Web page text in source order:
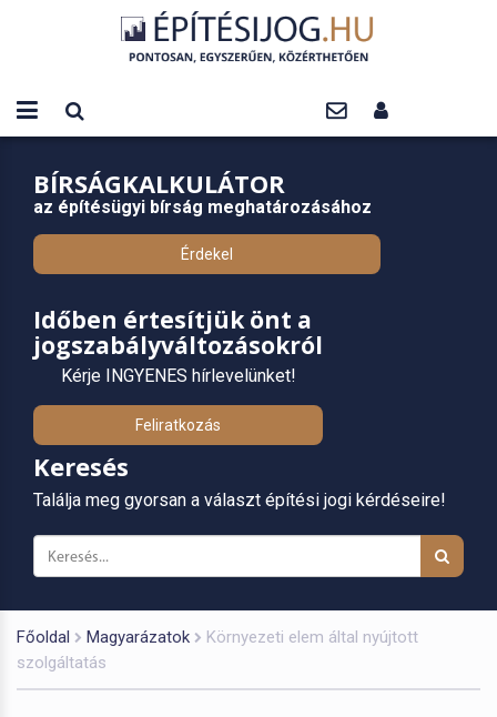
BÍRSÁGKALKULÁTOR
az építésügyi bírság meghatározásához
Érdekel
Időben értesítjük önt a
jogszabályváltozásokról
Kérje INGYENES hírlevelünket!
Feliratkozás
Keresés
Találja meg gyorsan a választ építési jogi kérdéseire!
Főoldal Magyarázatok
Környezeti elem által nyújtott
szolgáltatás